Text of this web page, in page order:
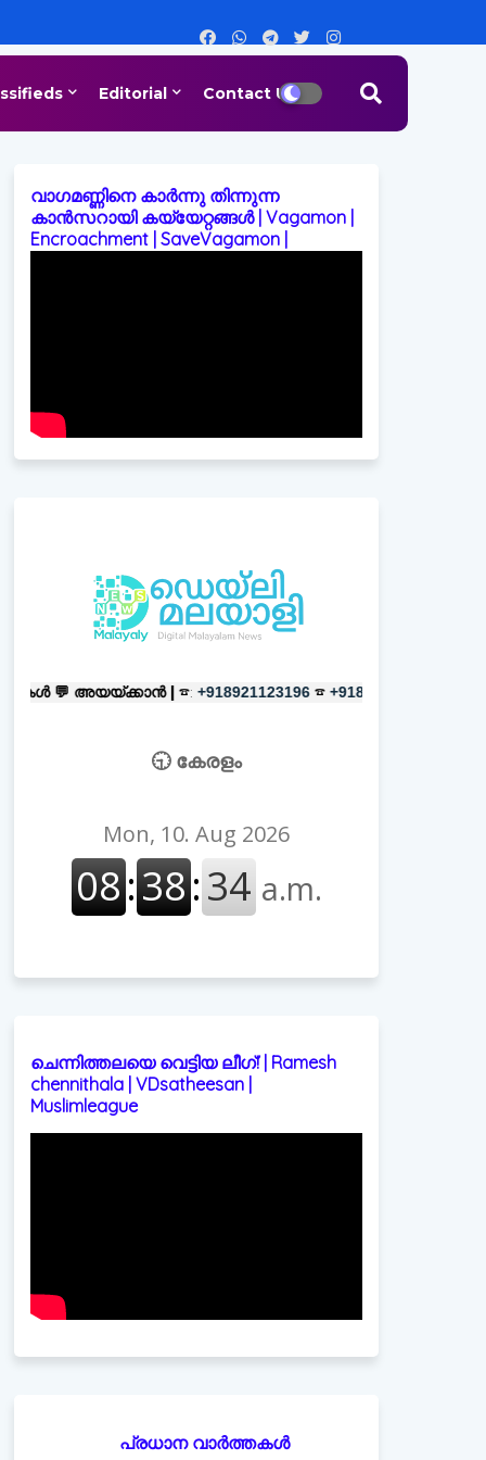
Editorial Contact Us
വാഗമണ്ണിനെ കാർന്നു തിന്നുന്ന
കാൻസറായി കയ്യേറ്റങ്ങൾ | Vagamon |
Encroachment | SaveVagamon |
| ☎: +918921123196 ☎ +918606657037 പരസ്യങ്ങൾക്ക്
🕤 കേരളം
ചെന്നിത്തലയെ വെട്ടിയ ലീഗ്! | Ramesh
chennithala | VDsatheesan |
Muslimleague
പ്രധാന വാർത്തകൾ